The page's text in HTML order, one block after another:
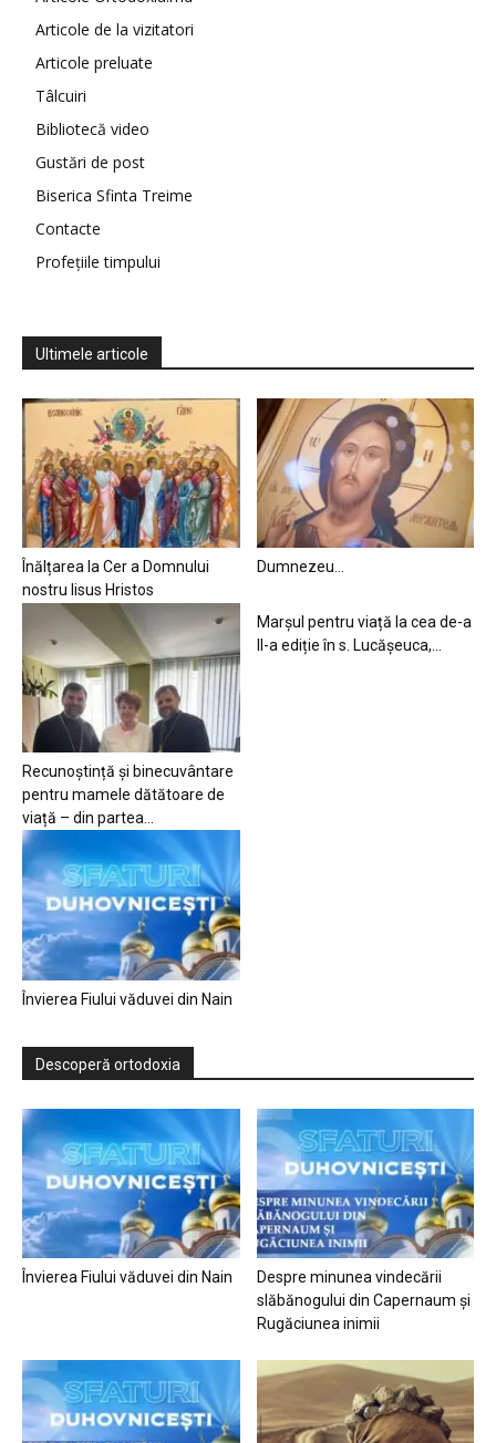
Articole de la vizitatori
Articole preluate
Tâlcuiri
Bibliotecă video
Gustări de post
Biserica Sfinta Treime
Contacte
Profețiile timpului
Ultimele articole
Înălțarea la Cer a Domnului
nostru Iisus Hristos
Dumnezeu…
Recunoștință și binecuvântare
pentru mamele dătătoare de
viață – din partea...
Marșul pentru viață la cea de-a
II-a ediție în s. Lucășeuca,...
Învierea Fiului văduvei din Nain
Descoperă ortodoxia
Învierea Fiului văduvei din Nain
Despre minunea vindecării
slăbănogului din Capernaum și
Rugăciunea inimii